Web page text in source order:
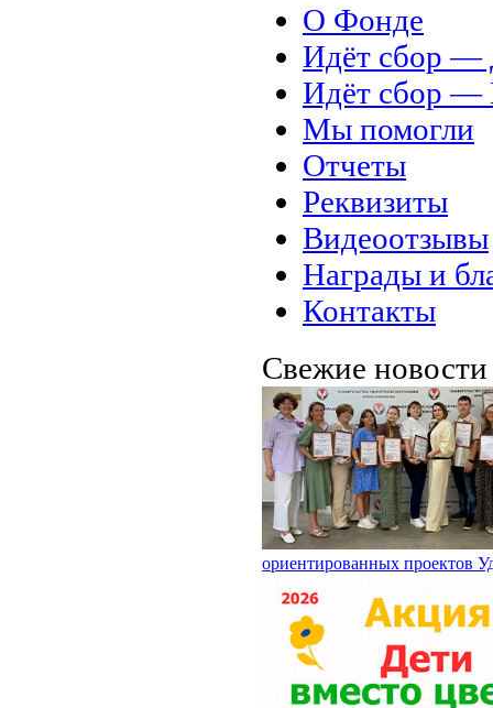
О Фонде
Идёт сбор
Идёт сбор
Мы помогли
Отчеты
Реквизиты
Видеоотзывы
Награды и
Контакты
Свежие
ориентированных проектов